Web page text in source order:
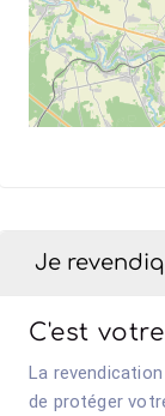
Je
C'est
La
de protéger